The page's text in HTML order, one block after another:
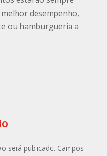
desempenho,
ou hamburgueria a
será publicado. Campos